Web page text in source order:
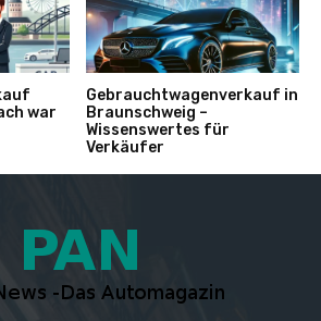
war
Gebrauchtwagenverkauf in
Braunschweig –
Wissenswertes für
Verkäufer